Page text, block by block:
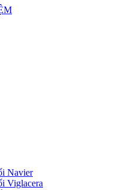
Navier
Viglacera